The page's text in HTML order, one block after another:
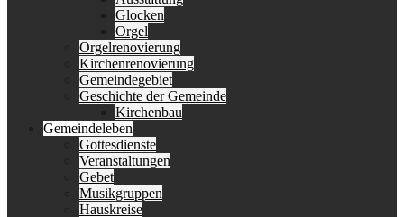
Glocken
Orgel
Orgelrenovierung
Kirchenrenovierung
Gemeindegebiet
Geschichte der Gemeinde
Kirchenbau
Gemeindeleben
Gottesdienste
Veranstaltungen
Gebet
Musikgruppen
Hauskreise